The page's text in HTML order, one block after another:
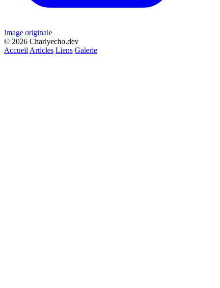
Image originale
© 2026 Charlyecho.dev
Accueil Articles Liens Galerie